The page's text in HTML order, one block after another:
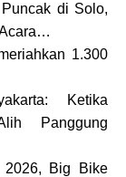
di Solo,
1.300
Ketika
Panggung
2026, Big Bike